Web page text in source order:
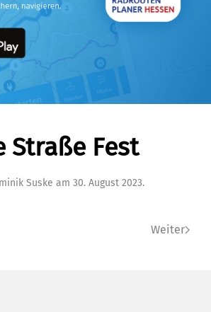
Straße Fest
Suske am 30. August 2023.
Weiter